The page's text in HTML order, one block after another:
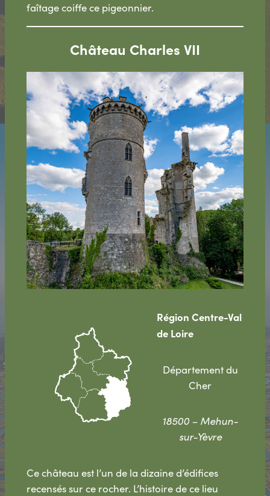
faîtage coiffe ce pigeonnier.
Château Charles VII
Région Centre-Val
de Loire
Département du
Cher
18500 – Mehun-
sur-Yèvre
Ce château est l’un de la dizaine d’édifices
recensés sur ce rocher. L’histoire de ce lieu